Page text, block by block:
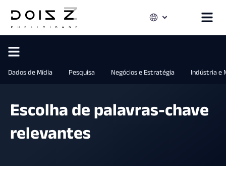
Dados de Mídia Pesquisa Negócios e Estratégia Indústria e
Escolha de palavras-chave
relevantes